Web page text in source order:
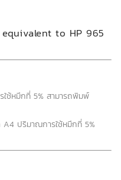
equivalent to HP 965
ช้หมึกที่ 5% สามารถพิมพ์
ปริมาณการใช้หมึกที่ 5%